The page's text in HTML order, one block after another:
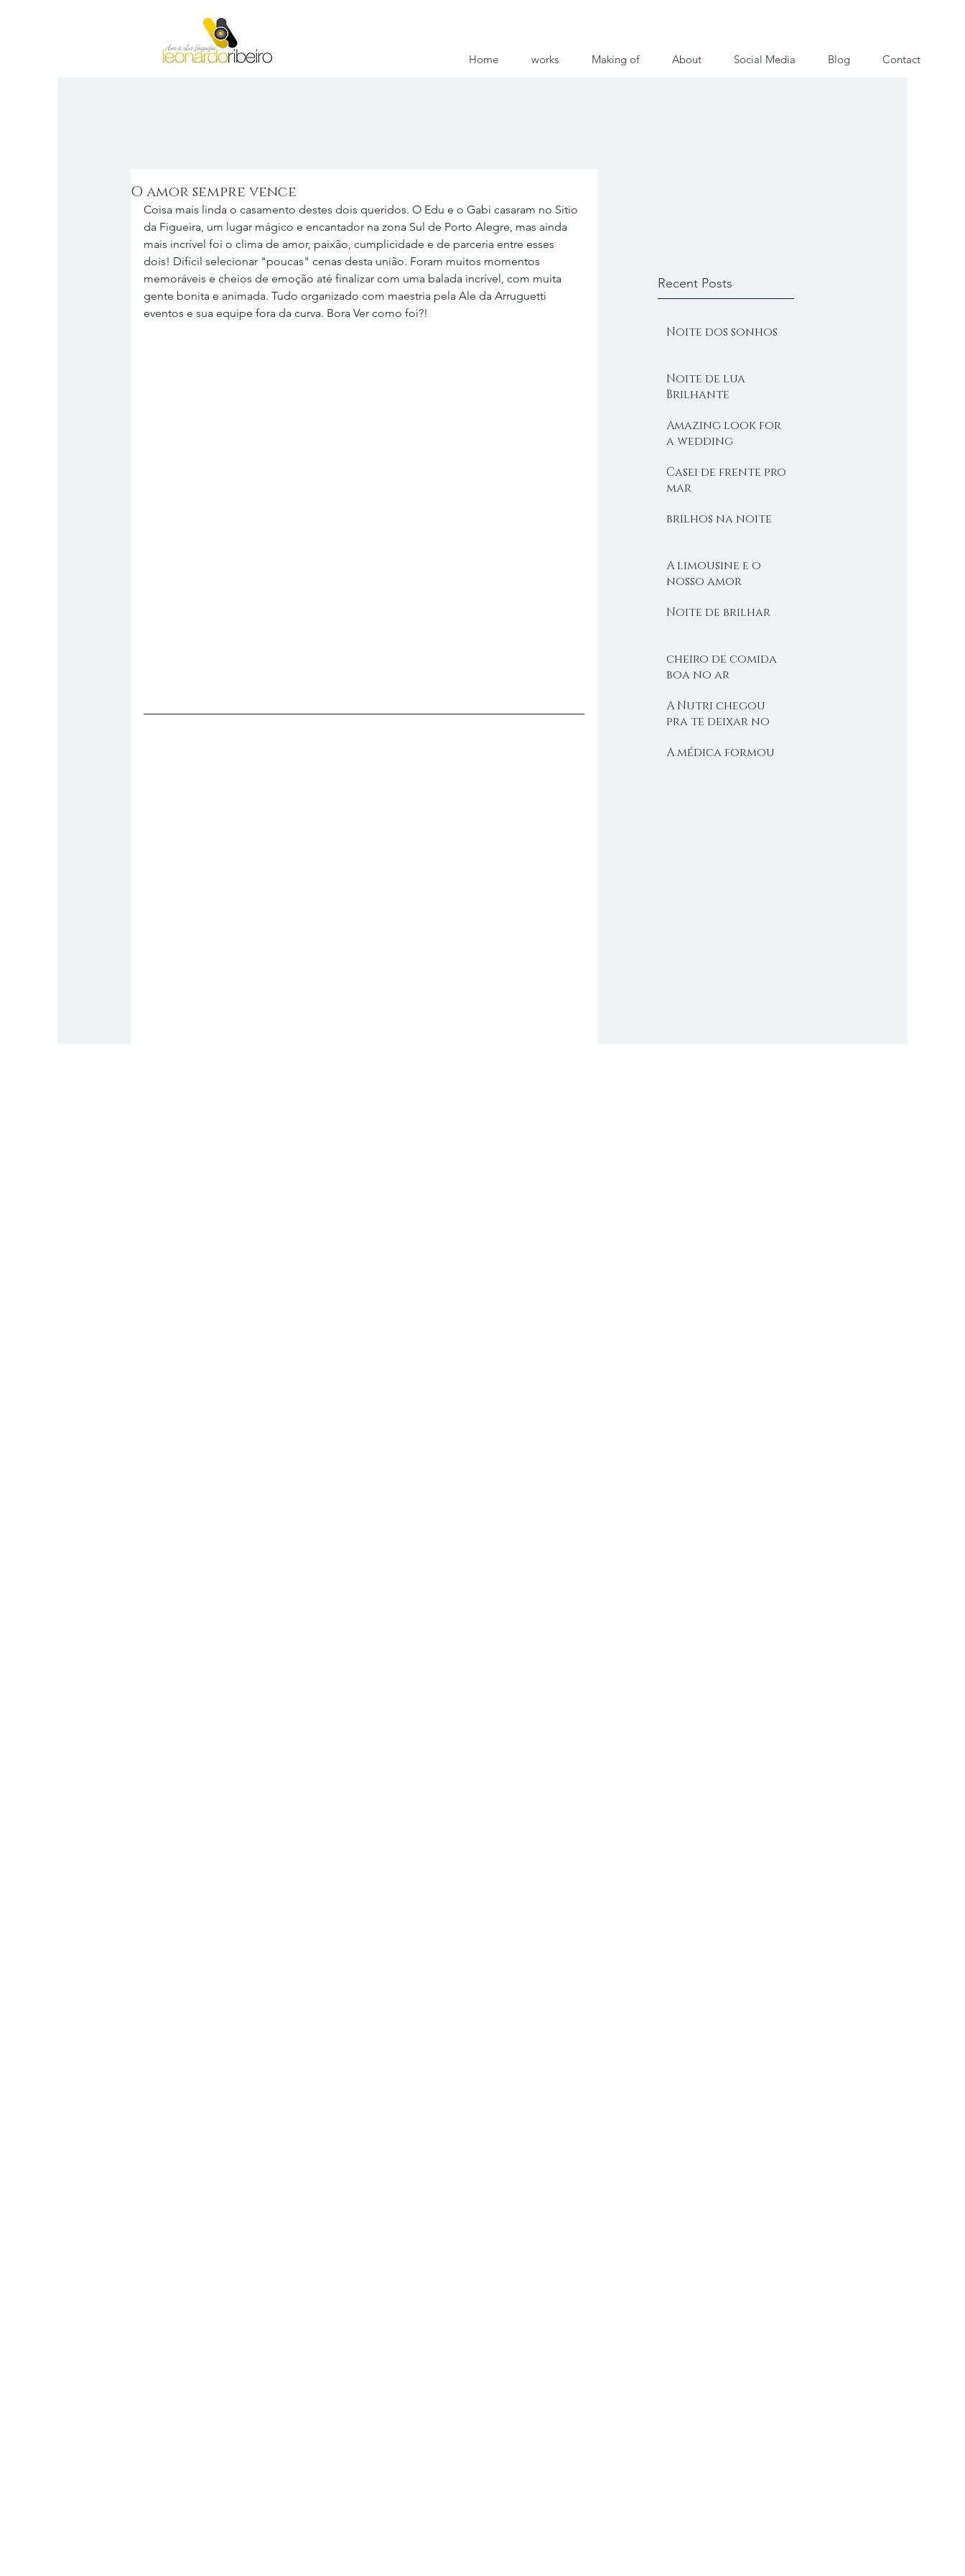
Home works Making of About Social Media Blog Contact
O amor sempre vence
Coisa mais linda o casamento destes dois queridos. O Edu e o Gabi casaram no Sitio
da Figueira, um lugar mágico e encantador na zona Sul de Porto Alegre, mas ainda
mais incrível foi o clima de amor, paixão, cumplicidade e de parceria entre esses
dois! Difícil selecionar "poucas" cenas desta união. Foram muitos momentos
memoráveis e cheios de emoção até finalizar com uma balada incrível, com muita
gente bonita e animada. Tudo organizado com maestria pela Ale da Arruguetti
eventos e sua equipe fora da curva. Bora Ver como foi?!
Recent Posts
Noite dos sonhos
Noite de lua
Brilhante
Amazing look for
a wedding
Casei de frente pro
mar
brilhos na noite
A limousine e o
nosso amor
Noite de brilhar
cheiro de comida
boa no ar
A Nutri chegou
pra te deixar no
A médica formou